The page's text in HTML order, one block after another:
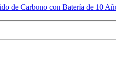
de Carbono con Batería de 10